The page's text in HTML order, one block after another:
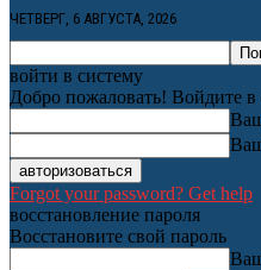
ЧЕТВЕРГ, 6 АВГУСТА, 2026
войти в систему
Добро пожаловать! Войдите
Forgot your password? Get help
восстановление пароля
Восстановите свой пароль